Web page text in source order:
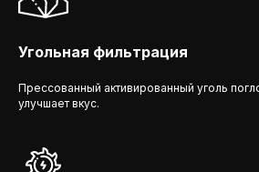
Угольная фильтрация
Прессованный активированный уголь
улучшает вкус.